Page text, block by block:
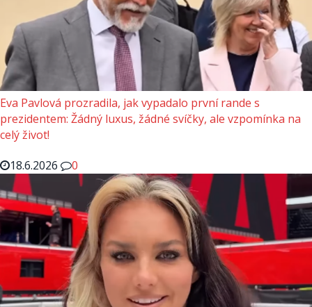
Eva Pavlová prozradila, jak vypadalo první rande s
prezidentem: Žádný luxus, žádné svíčky, ale vzpomínka na
celý život!
18.6.2026
0